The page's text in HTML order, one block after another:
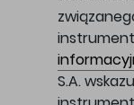
S.A.